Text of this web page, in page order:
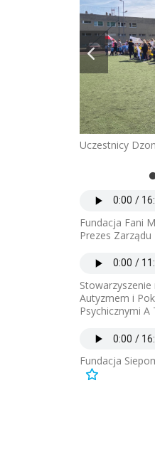
Uczestnicy
Fundacja Fani
Prezes Zarządu
Stowarzyszenie
Autyzmem i
Psychicznymi A
Fundacja